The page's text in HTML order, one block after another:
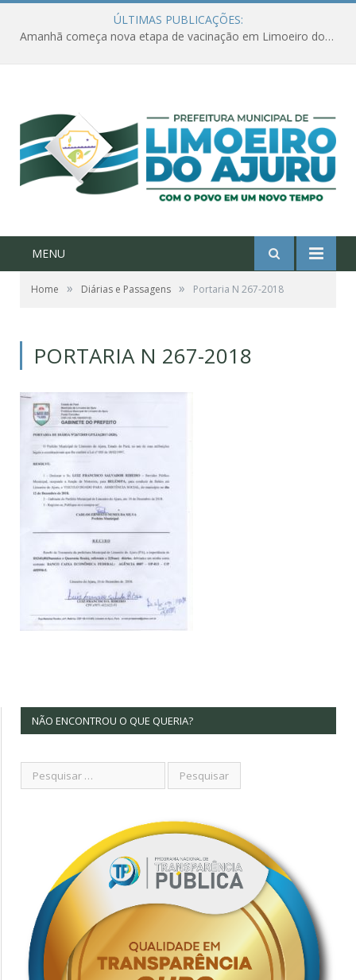
ÚLTIMAS PUBLICAÇÕES:
Amanhã começa nova etapa de vacinação em Limoeiro do Ajuru para idosos com 65 ou mais
MENU
Home » Diárias e Passagens » Portaria N 267-2018
PORTARIA N 267-2018
NÃO ENCONTROU O QUE QUERIA?